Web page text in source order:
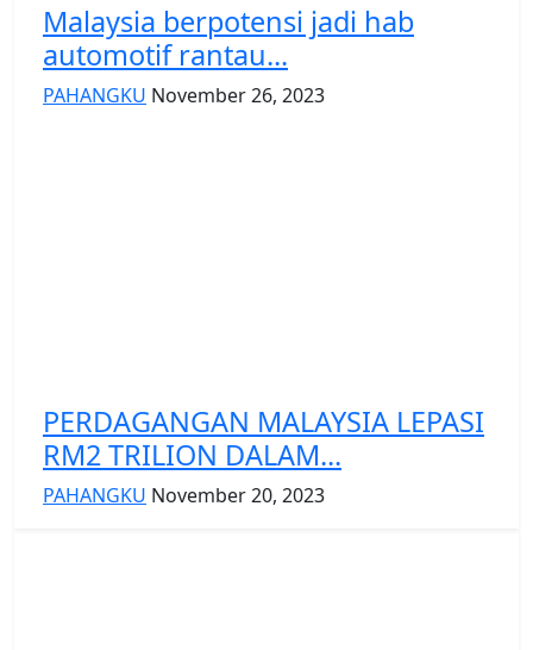
Malaysia berpotensi jadi hab
automotif rantau...
PAHANGKU November 26, 2023
PERDAGANGAN MALAYSIA LEPASI
RM2 TRILION DALAM...
PAHANGKU November 20, 2023